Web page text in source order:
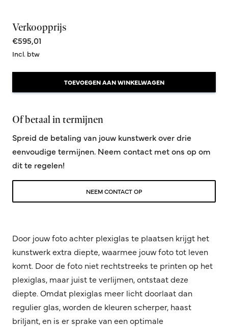
Verkoopprijs
€595,01
Incl. btw
TOEVOEGEN AAN WINKELWAGEN
Of betaal in termijnen
Spreid de betaling van jouw kunstwerk over drie
eenvoudige termijnen. Neem contact met ons op om
dit te regelen!
NEEM CONTACT OP
Door jouw foto achter plexiglas te plaatsen krijgt het
kunstwerk extra diepte, waarmee jouw foto tot leven
komt. Door de foto niet rechtstreeks te printen op het
plexiglas, maar juist te verlijmen, ontstaat deze
diepte. Omdat plexiglas meer licht doorlaat dan
regulier glas, worden de kleuren scherper, haast
briljant, en is er sprake van een optimale